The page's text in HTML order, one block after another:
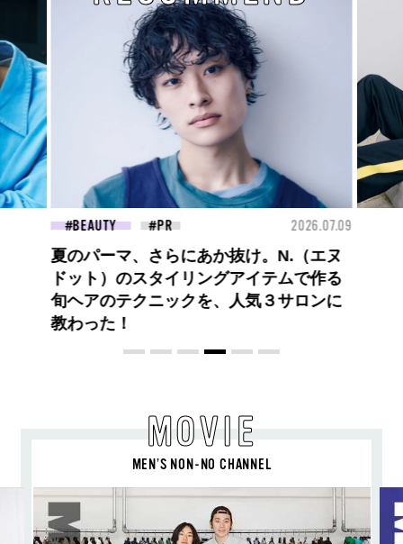
2026.07.09
け。N.（エヌ
イテムで作る
気３サロンに
FASHION
ロエベの新しい世界へようこそ。大胆
コントラストとレイヤードの先に。装
喜び、明るいスピリット
MOVIE
MEN’S NON-NO CHANNEL